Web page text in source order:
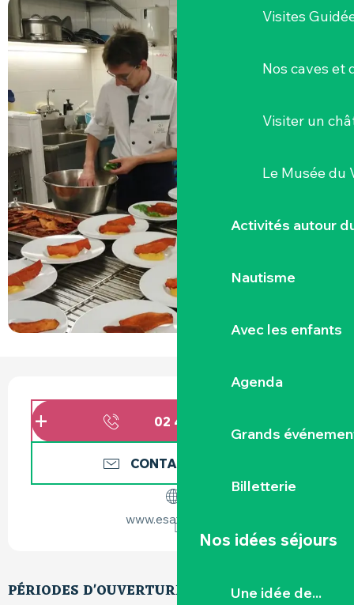
Visites
Nos caves et
Visiter un
Le Musée du
Activités autour
Nautisme
Avec les enfants
Agenda
Grands
Billetterie
Nos idées séjours
Une idée de...
OUVERTURE ET COORDONNÉES
02 40 54 01
CONTACTEZ-NOUS
www.esatbiocat.fr
PÉRIODES D'OUVERTURE